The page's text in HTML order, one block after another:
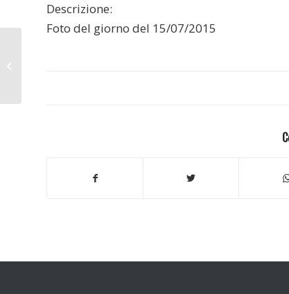
Descrizione:
Foto del giorno del 15/07/2015